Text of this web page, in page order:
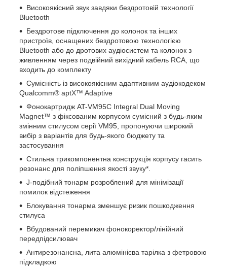
Високоякісний звук завдяки бездротовій технології
Bluetooth
Бездротове підключення до колонок та інших
пристроїв, оснащених бездротовою технологією
Bluetooth або до дротових аудіосистем та колонок з
живленням через подвійний вихідний кабель RCA, що
входить до комплекту
Сумісність із високоякісним адаптивним аудіокодеком
Qualcomm® aptX™ Adaptive
Фонокартридж AT-VM95C Integral Dual Moving
Magnet™ з фіксованим корпусом сумісний з будь-яким
змінним стилусом серії VM95, пропонуючи широкий
вибір з варіантів для будь-якого бюджету та
застосування
Стильна трикомпонентна конструкція корпусу гасить
резонанс для поліпшення якості звуку*.
J-подібний тонарм розроблений для мінімізації
помилок відстеження
Блокування тонарма зменшує ризик пошкодження
стилуса
Вбудований перемикач фонокоректор/лінійний
передпідсилювач
Антирезонансна, лита алюмінієва тарілка з фетровою
підкладкою